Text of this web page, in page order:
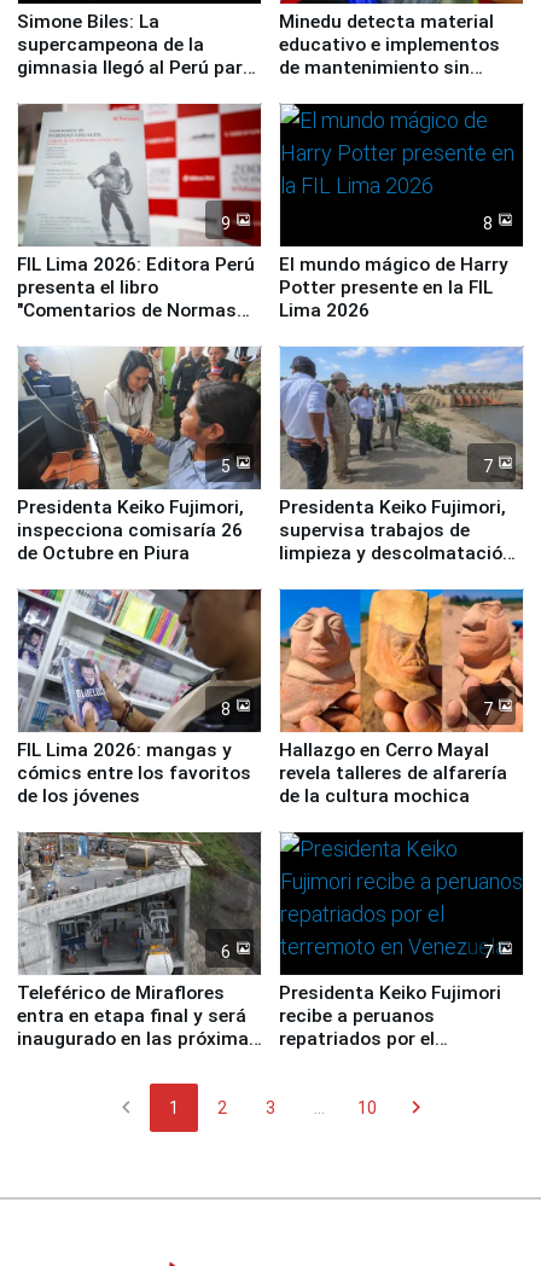
Simone Biles: La
supercampeona de la
gimnasia llegó al Perú para
Panamericanos Lima 2027
Minedu detecta material
educativo e implementos
de mantenimiento sin
la UGEL 2
9
FIL Lima 2026: Editora Perú
presenta el libro
"Comentarios de Normas
Derecho Colectivo"
8
El mundo mágico de Harry
Potter presente en la FIL
Lima 2026
5
Presidenta Keiko Fujimori,
inspecciona comisaría 26
de Octubre en Piura
7
Presidenta Keiko Fujimori,
supervisa trabajos de
limpieza y descolmatación
8
FIL Lima 2026: mangas y
cómics entre los favoritos
de los jóvenes
7
Hallazgo en Cerro Mayal
revela talleres de alfarería
de la cultura mochica
6
Teleférico de Miraflores
entra en etapa final y será
inaugurado en las próximas
7
Presidenta Keiko Fujimori
recibe a peruanos
repatriados por el
chevron_left 1 2 3 10 chevron_right